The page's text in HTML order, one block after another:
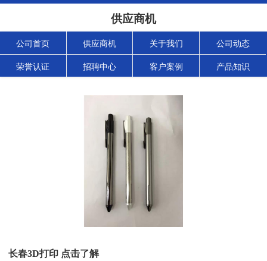
供应商机
公司首页 供应商机 关于我们 公司动态
荣誉认证 招聘中心 客户案例 产品知识
长春3D打印 点击了解